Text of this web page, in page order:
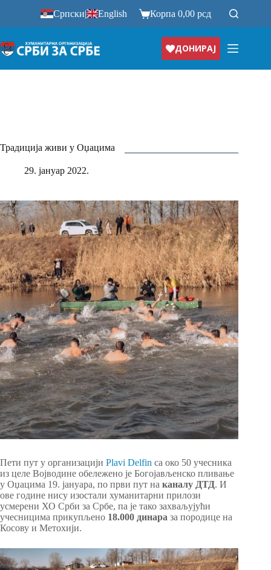
Српски| English Корпа0,00рсд
ДОНИРАЈ
Традиција живи у Оџацима
29. јануар 2022.
Пети пут у организацији Plavi Delfin са око 50 учесника
из целе Војводине обележено је Богојављенско пливање
у Оџацима 19. јануара, по први пут на каналу ДТД. И
ове године нису изостали хуманитарни прилози
усмерени ХО Срби за Србе, па је тако захваљујући
учесницима прикупљено 18.000 динара за породице на
Косову и Метохији.